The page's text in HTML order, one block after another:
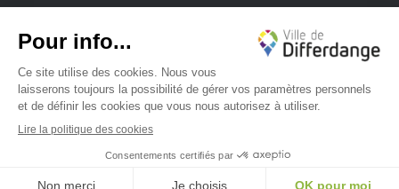
Déclaration d’accessibilité
Dispositif de signalement — lanceurs d’alerte
✕
Bonjour, comment puis-je vous aider ?